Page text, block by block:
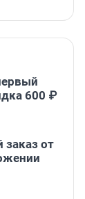
600 ₽
от